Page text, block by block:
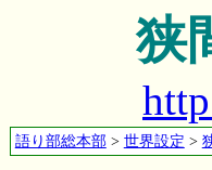
狭
語り部総本部> 世界設定 >